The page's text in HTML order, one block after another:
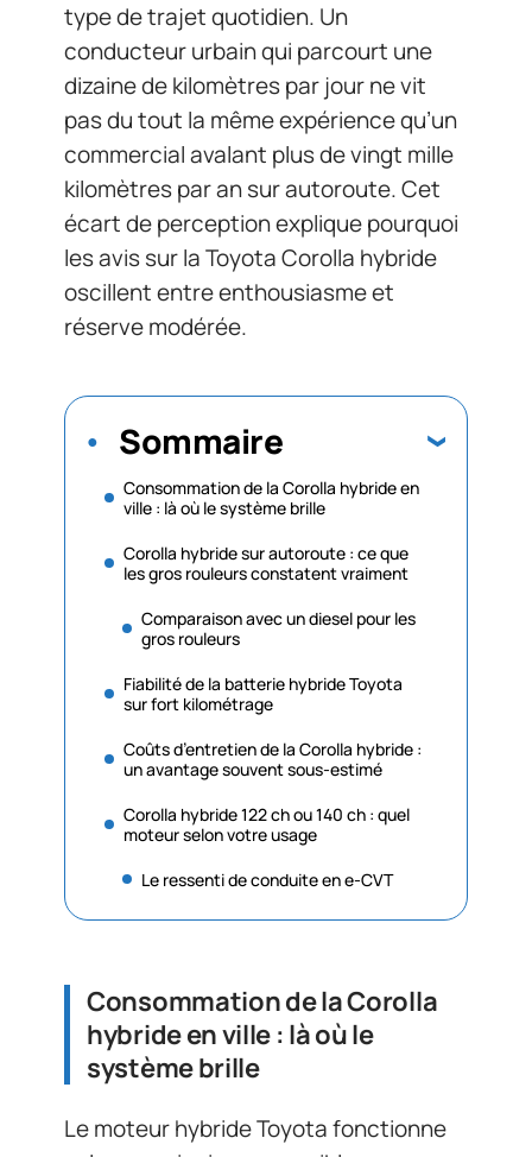
type de trajet quotidien. Un
conducteur urbain qui parcourt une
dizaine de kilomètres par jour ne vit
pas du tout la même expérience qu’un
commercial avalant plus de vingt mille
kilomètres par an sur autoroute. Cet
écart de perception explique pourquoi
les avis sur la Toyota Corolla hybride
oscillent entre enthousiasme et
réserve modérée.
Sommaire
Consommation de la Corolla hybride en
ville : là où le système brille
Corolla hybride sur autoroute : ce que
les gros rouleurs constatent vraiment
Comparaison avec un diesel pour les
gros rouleurs
Fiabilité de la batterie hybride Toyota
sur fort kilométrage
Coûts d’entretien de la Corolla hybride :
un avantage souvent sous-estimé
Corolla hybride 122 ch ou 140 ch : quel
moteur selon votre usage
Le ressenti de conduite en e-CVT
Consommation de la Corolla
hybride en ville : là où le
système brille
Le moteur hybride Toyota fonctionne